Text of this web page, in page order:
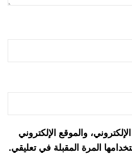
والموقع الإلكتروني
المرة المقبلة في تعليقي.